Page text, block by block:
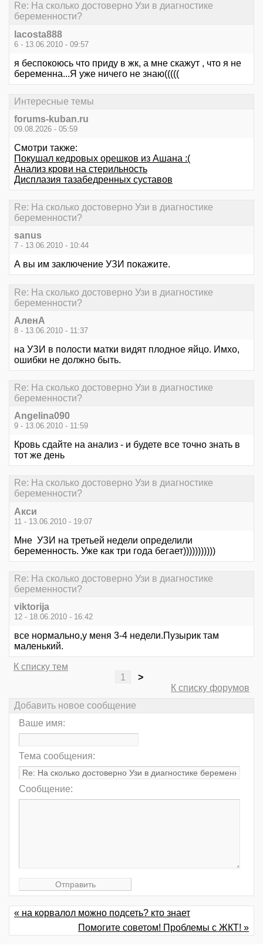
Re: На сколько достоверно Узи в диагностике
беременности?
lacosta888
6 - 13.06.2010 - 09:57
я беспокоюсь что приду в жк, а мне скажут , что я не
беременна...Я уже ничего не знаю(((((
Интересные темы
forums-kuban.ru
09.08.2026 - 05:59
Смотри также:
Покушал кедровых орешков из Ашана :(
Анализ крови на стерильность
Дисплазия тазабедренных суставов
Re: На сколько достоверно Узи в диагностике
беременности?
sanus
7 - 13.06.2010 - 10:44
А вы им заключение УЗИ покажите.
Re: На сколько достоверно Узи в диагностике
беременности?
АленА
8 - 13.06.2010 - 11:37
на УЗИ в полости матки видят плодное яйцо. Имхо,
ошибки не должно быть.
Re: На сколько достоверно Узи в диагностике
беременности?
Angelina090
9 - 13.06.2010 - 11:59
Кровь сдайте на анализ - и будете все точно знать в
тот же день
Re: На сколько достоверно Узи в диагностике
беременности?
Акси
11 - 13.06.2010 - 19:07
Мне УЗИ на третьей недели определили
беременность. Уже как три года бегает)))))))))))
Re: На сколько достоверно Узи в диагностике
беременности?
viktorija
12 - 18.06.2010 - 16:42
все нормально,у меня 3-4 недели.Пузырик там
маленький.
К списку тем
1
>
К списку форумов
Добавить новое сообщение
Ваше имя:
Тема сообщения:
Сообщение:
« на корвалол можно подсеть? кто знает
Помогите советом! Проблемы с ЖКТ! »